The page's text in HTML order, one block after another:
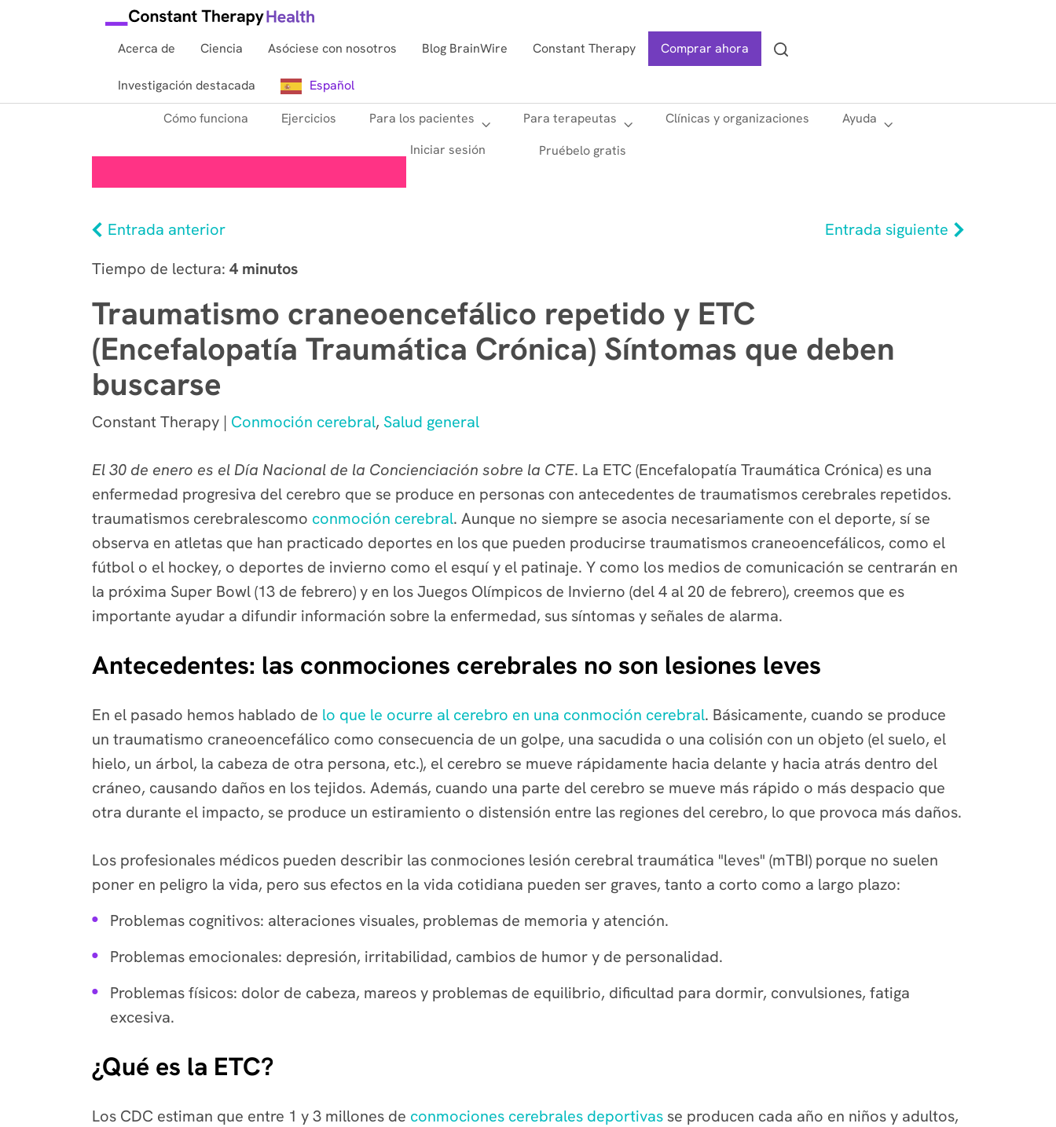
Acerca de Ciencia Asóciese con nosotros Blog BrainWire Constant Therapy Comprar ahora
Investigación destacada
Español
Cómo funciona
Ejercicios Para los pacientes Para terapeutas Clínicas y organizaciones
Ayuda
Iniciar sesión
Pruébelo gratis
Entrada anterior
Entrada siguiente
Tiempo de lectura: 4 minutos
Traumatismo craneoencefálico repetido y ETC
(Encefalopatía Traumática Crónica) Síntomas que deben
buscarse
Constant Therapy | Conmoción cerebral, Salud general
El 30 de enero es el Día Nacional de la Concienciación sobre la CTE. La ETC (Encefalopatía Traumática Crónica) es una
enfermedad progresiva del cerebro que se produce en personas con antecedentes de traumatismos cerebrales repetidos.
traumatismos cerebralescomo conmoción cerebral. Aunque no siempre se asocia necesariamente con el deporte, sí se
observa en atletas que han practicado deportes en los que pueden producirse traumatismos craneoencefálicos, como el
fútbol o el hockey, o deportes de invierno como el esquí y el patinaje. Y como los medios de comunicación se centrarán en
la próxima Super Bowl (13 de febrero) y en los Juegos Olímpicos de Invierno (del 4 al 20 de febrero), creemos que es
importante ayudar a difundir información sobre la enfermedad, sus síntomas y señales de alarma.
Antecedentes: las conmociones cerebrales no son lesiones leves
En el pasado hemos hablado de lo que le ocurre al cerebro en una conmoción cerebral. Básicamente, cuando se produce
un traumatismo craneoencefálico como consecuencia de un golpe, una sacudida o una colisión con un objeto (el suelo, el
hielo, un árbol, la cabeza de otra persona, etc.), el cerebro se mueve rápidamente hacia delante y hacia atrás dentro del
cráneo, causando daños en los tejidos. Además, cuando una parte del cerebro se mueve más rápido o más despacio que
otra durante el impacto, se produce un estiramiento o distensión entre las regiones del cerebro, lo que provoca más daños.
Los profesionales médicos pueden describir las conmociones lesión cerebral traumática "leves" (mTBI) porque no suelen
poner en peligro la vida, pero sus efectos en la vida cotidiana pueden ser graves, tanto a corto como a largo plazo:
Problemas cognitivos: alteraciones visuales, problemas de memoria y atención.
Problemas emocionales: depresión, irritabilidad, cambios de humor y de personalidad.
Problemas físicos: dolor de cabeza, mareos y problemas de equilibrio, dificultad para dormir, convulsiones, fatiga
excesiva.
¿Qué es la ETC?
Los CDC estiman que entre 1 y 3 millones de conmociones cerebrales deportivas se producen cada año en niños y adultos,